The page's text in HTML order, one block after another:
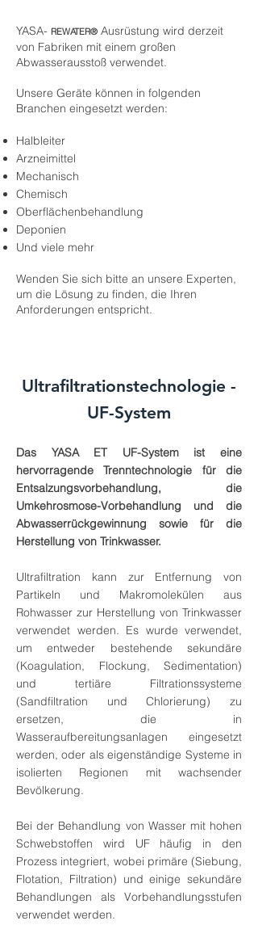
YASA- REWATER® Ausrüstung wird derzeit
von Fabriken mit einem großen
Abwasserausstoß verwendet.
Unsere Geräte können in folgenden
Branchen eingesetzt werden:
Halbleiter
Arzneimittel
Mechanisch
Chemisch
Oberflächenbehandlung
Deponien
Und viele mehr
Wenden Sie sich bitte an unsere Experten,
um die Lösung zu finden, die Ihren
Anforderungen entspricht.
Ultrafiltrationstechnologie -
UF-System
Das YASA ET UF-System ist eine
hervorragende Trenntechnologie für die
Entsalzungsvorbehandlung, die
Umkehrosmose-Vorbehandlung und die
Abwasserrückgewinnung sowie für die
Herstellung von Trinkwasser.
Ultrafiltration kann zur Entfernung von
Partikeln und Makromolekülen aus
Rohwasser zur Herstellung von Trinkwasser
verwendet werden. Es wurde verwendet,
um entweder bestehende sekundäre
(Koagulation, Flockung, Sedimentation)
und tertiäre Filtrationssysteme
(Sandfiltration und Chlorierung) zu
ersetzen, die in
Wasseraufbereitungsanlagen eingesetzt
werden, oder als eigenständige Systeme in
isolierten Regionen mit wachsender
Bevölkerung.
Bei der Behandlung von Wasser mit hohen
Schwebstoffen wird UF häufig in den
Prozess integriert, wobei primäre (Siebung,
Flotation, Filtration) und einige sekundäre
Behandlungen als Vorbehandlungsstufen
verwendet werden.